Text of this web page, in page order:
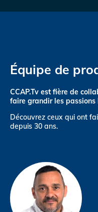
Équipe de
CCAP.Tv est fière de
faire grandir les passions
Découvrez ceux qui ont
depuis 30 ans.